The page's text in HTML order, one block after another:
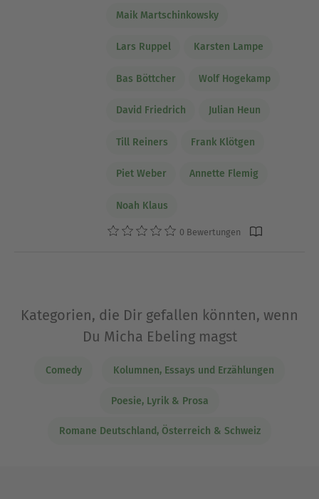
Maik Martschinkowsky
Lars Ruppel Karsten Lampe
Bas Böttcher Wolf Hogekamp
David Friedrich Julian Heun
Till Reiners Frank Klötgen
Piet Weber Annette Flemig
Noah Klaus
0 Bewertungen
Kategorien, die Dir gefallen könnten, wenn
Du Micha Ebeling magst
Comedy Kolumnen, Essays und Erzählungen
Poesie, Lyrik & Prosa
Romane Deutschland, Österreich & Schweiz